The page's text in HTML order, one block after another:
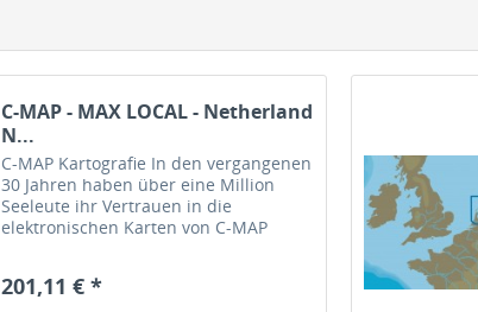
C-MAP - MAX LOCAL - Netherland
N...
C-MAP Kartografie In den vergangenen
30 Jahren haben über eine Million
Seeleute ihr Vertrauen in die
elektronischen Karten von C-MAP
Navigationsdetails und sind
201,11 € *